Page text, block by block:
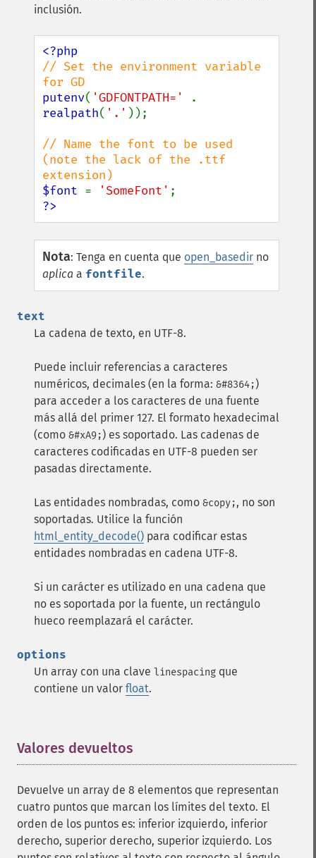
inclusión.
// Set the environment variable
putenv( 'GDFONTPATH='
realpath( '.' ));
// Name the font to be used
(note the lack of the .ttf
$font = 'SomeFont'
?>
Nota: Tenga en cuenta que open_basedir no
aplica a fontfile.
text
La cadena de texto, en UTF-8.
Puede incluir referencias a caracteres
numéricos, decimales (en la forma: &#8364;)
para acceder a los caracteres de una fuente
más allá del primer 127. El formato hexadecimal
(como &#xA9;) es soportado. Las cadenas de
caracteres codificadas en UTF-8 pueden ser
pasadas directamente.
Las entidades nombradas, como &copy;, no son
soportadas. Utilice la función
html_entity_decode() para codificar estas
entidades nombradas en cadena UTF-8.
Si un carácter es utilizado en una cadena que
no es soportada por la fuente, un rectángulo
hueco reemplazará el carácter.
options
Un array con una clave linespacing que
contiene un valor float.
Valores devueltos
Devuelve un array de 8 elementos que representan
cuatro puntos que marcan los límites del texto. El
orden de los puntos es: inferior izquierdo, inferior
derecho, superior derecho, superior izquierdo. Los